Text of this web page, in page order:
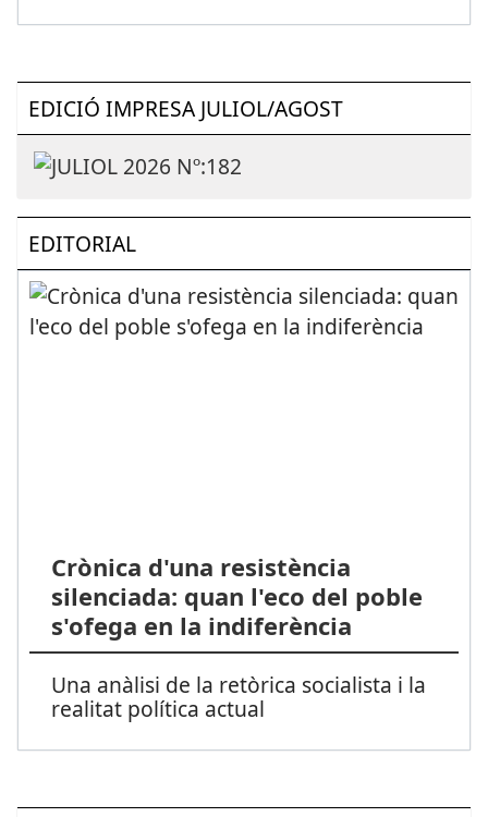
EDICIÓ IMPRESA JULIOL/AGOST
EDITORIAL
Crònica d'una resistència
silenciada: quan l'eco del poble
s'ofega en la indiferència
Una anàlisi de la retòrica socialista i la
realitat política actual